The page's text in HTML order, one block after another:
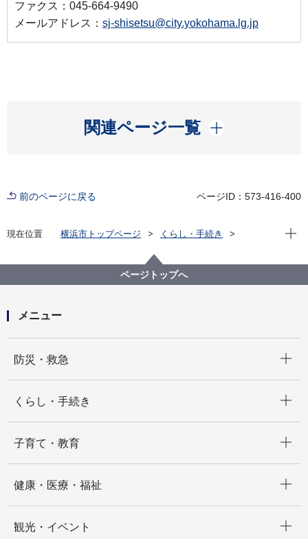
ファクス：045-664-9490
メールアドレス： sj-shisetsu@city.yokohama.lg.jp
関連ページ一覧
開く
前のページに戻る ページID：573-416-400
現在位置 横浜市トップページ
くらし・手続き
焼却工場
資源循環局金沢工場におけるネーミングライツ事業に
ついて
現在
ページトップへ
メニュー
防災・救急
くらし・手続き
子育て・教育
健康・医療・福祉
観光・イベント